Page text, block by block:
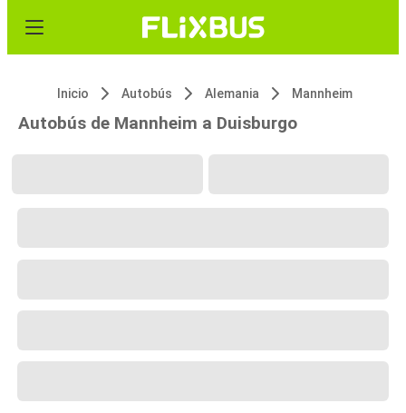
Inicio Autobús Alemania Mannheim
Autobús de Mannheim a Duisburgo